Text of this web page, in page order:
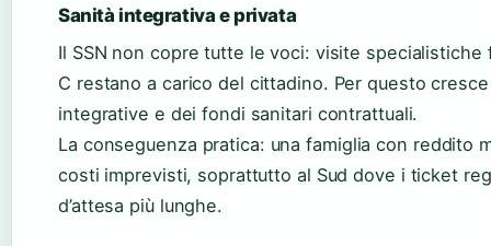
Sanità integrativa e privata
Il SSN non copre tutte le voci: visite
C restano a carico del cittadino. Per questo
integrative e dei fondi sanitari contrattuali.
La conseguenza pratica: una famiglia con reddito
costi imprevisti, soprattutto al Sud dove i ticket
d’attesa più lunghe.